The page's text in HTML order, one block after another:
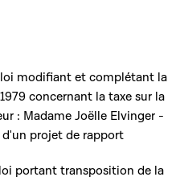
modifiant et complétant la
concernant la taxe sur la
: Madame Joëlle Elvinger -
projet de rapport
portant transposition de la